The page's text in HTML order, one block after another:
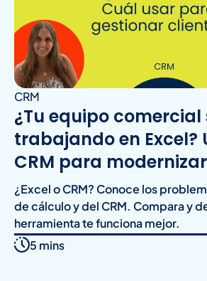
CRM
¿Tu equipo comercial
trabajando en Excel?
CRM para
¿Excel o CRM? Conoce los
de cálculo y del CRM. Compara y
herramienta te funciona mejor.
5 mins